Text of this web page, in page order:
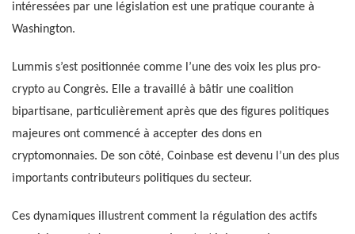
intéressées par une législation est une pratique courante à
Washington.
Lummis s’est positionnée comme l’une des voix les plus pro-
crypto au Congrès. Elle a travaillé à bâtir une coalition
bipartisane, particulièrement après que des figures politiques
majeures ont commencé à accepter des dons en
cryptomonnaies. De son côté, Coinbase est devenu l’un des plus
importants contributeurs politiques du secteur.
Ces dynamiques illustrent comment la régulation des actifs